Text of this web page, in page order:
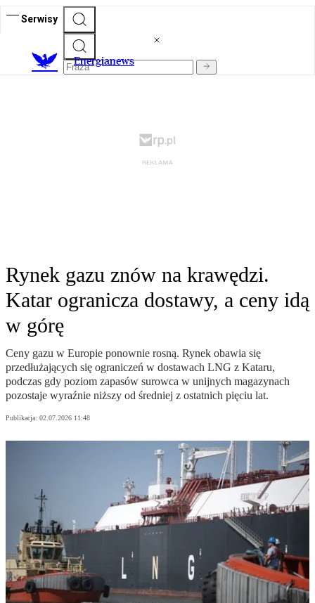
Serwisy
Energianews
Rynek gazu znów na krawędzi.
Katar ogranicza dostawy, a ceny idą
w górę
Ceny gazu w Europie ponownie rosną. Rynek obawia się
przedłużających się ograniczeń w dostawach LNG z Kataru,
podczas gdy poziom zapasów surowca w unijnych magazynach
pozostaje wyraźnie niższy od średniej z ostatnich pięciu lat.
Publikacja: 02.07.2026 11:48